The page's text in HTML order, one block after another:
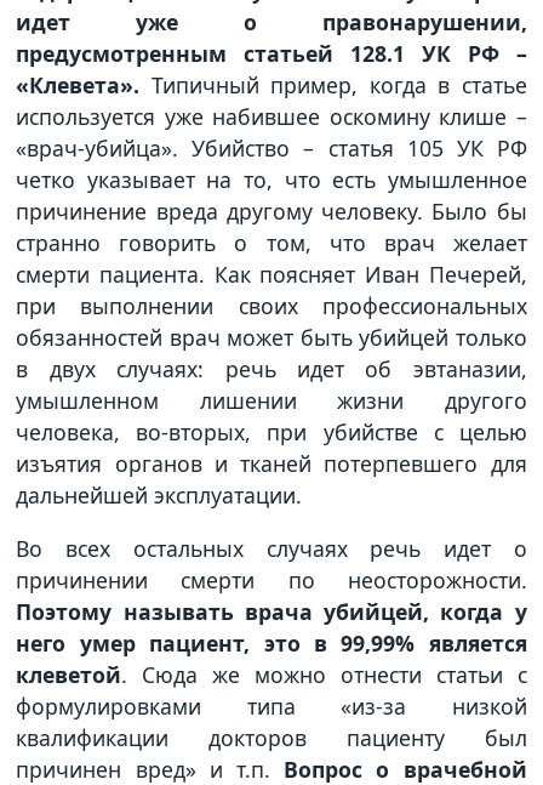
идет уже о правонарушении,
предусмотренным статьей 128.1 УК РФ –
«Клевета». Типичный пример, когда в статье
используется уже набившее оскомину клише –
«врач-убийца». Убийство – статья 105 УК РФ
четко указывает на то, что есть умышленное
причинение вреда другому человеку. Было бы
странно говорить о том, что врач желает
смерти пациента. Как поясняет Иван Печерей,
при выполнении своих профессиональных
обязанностей врач может быть убийцей только
в двух случаях: речь идет об эвтаназии,
умышленном лишении жизни другого
человека, во-вторых, при убийстве с целью
изъятия органов и тканей потерпевшего для
дальнейшей эксплуатации.
Во всех остальных случаях речь идет о
причинении смерти по неосторожности.
Поэтому называть врача убийцей, когда у
него умер пациент, это в 99,99% является
клеветой. Сюда же можно отнести статьи с
формулировками типа «из-за низкой
квалификации докторов пациенту был
причинен вред» и т.п. Вопрос о врачебной